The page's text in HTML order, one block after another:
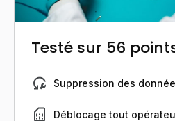
Testé sur 56
Suppression des
Déblocage tout